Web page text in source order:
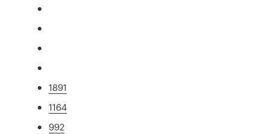
1891
1164
992